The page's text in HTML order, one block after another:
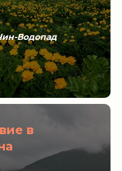
Водопад
в